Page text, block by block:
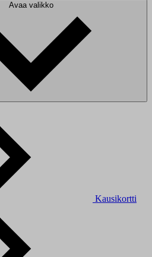
Avaa valikko
Kausikortti